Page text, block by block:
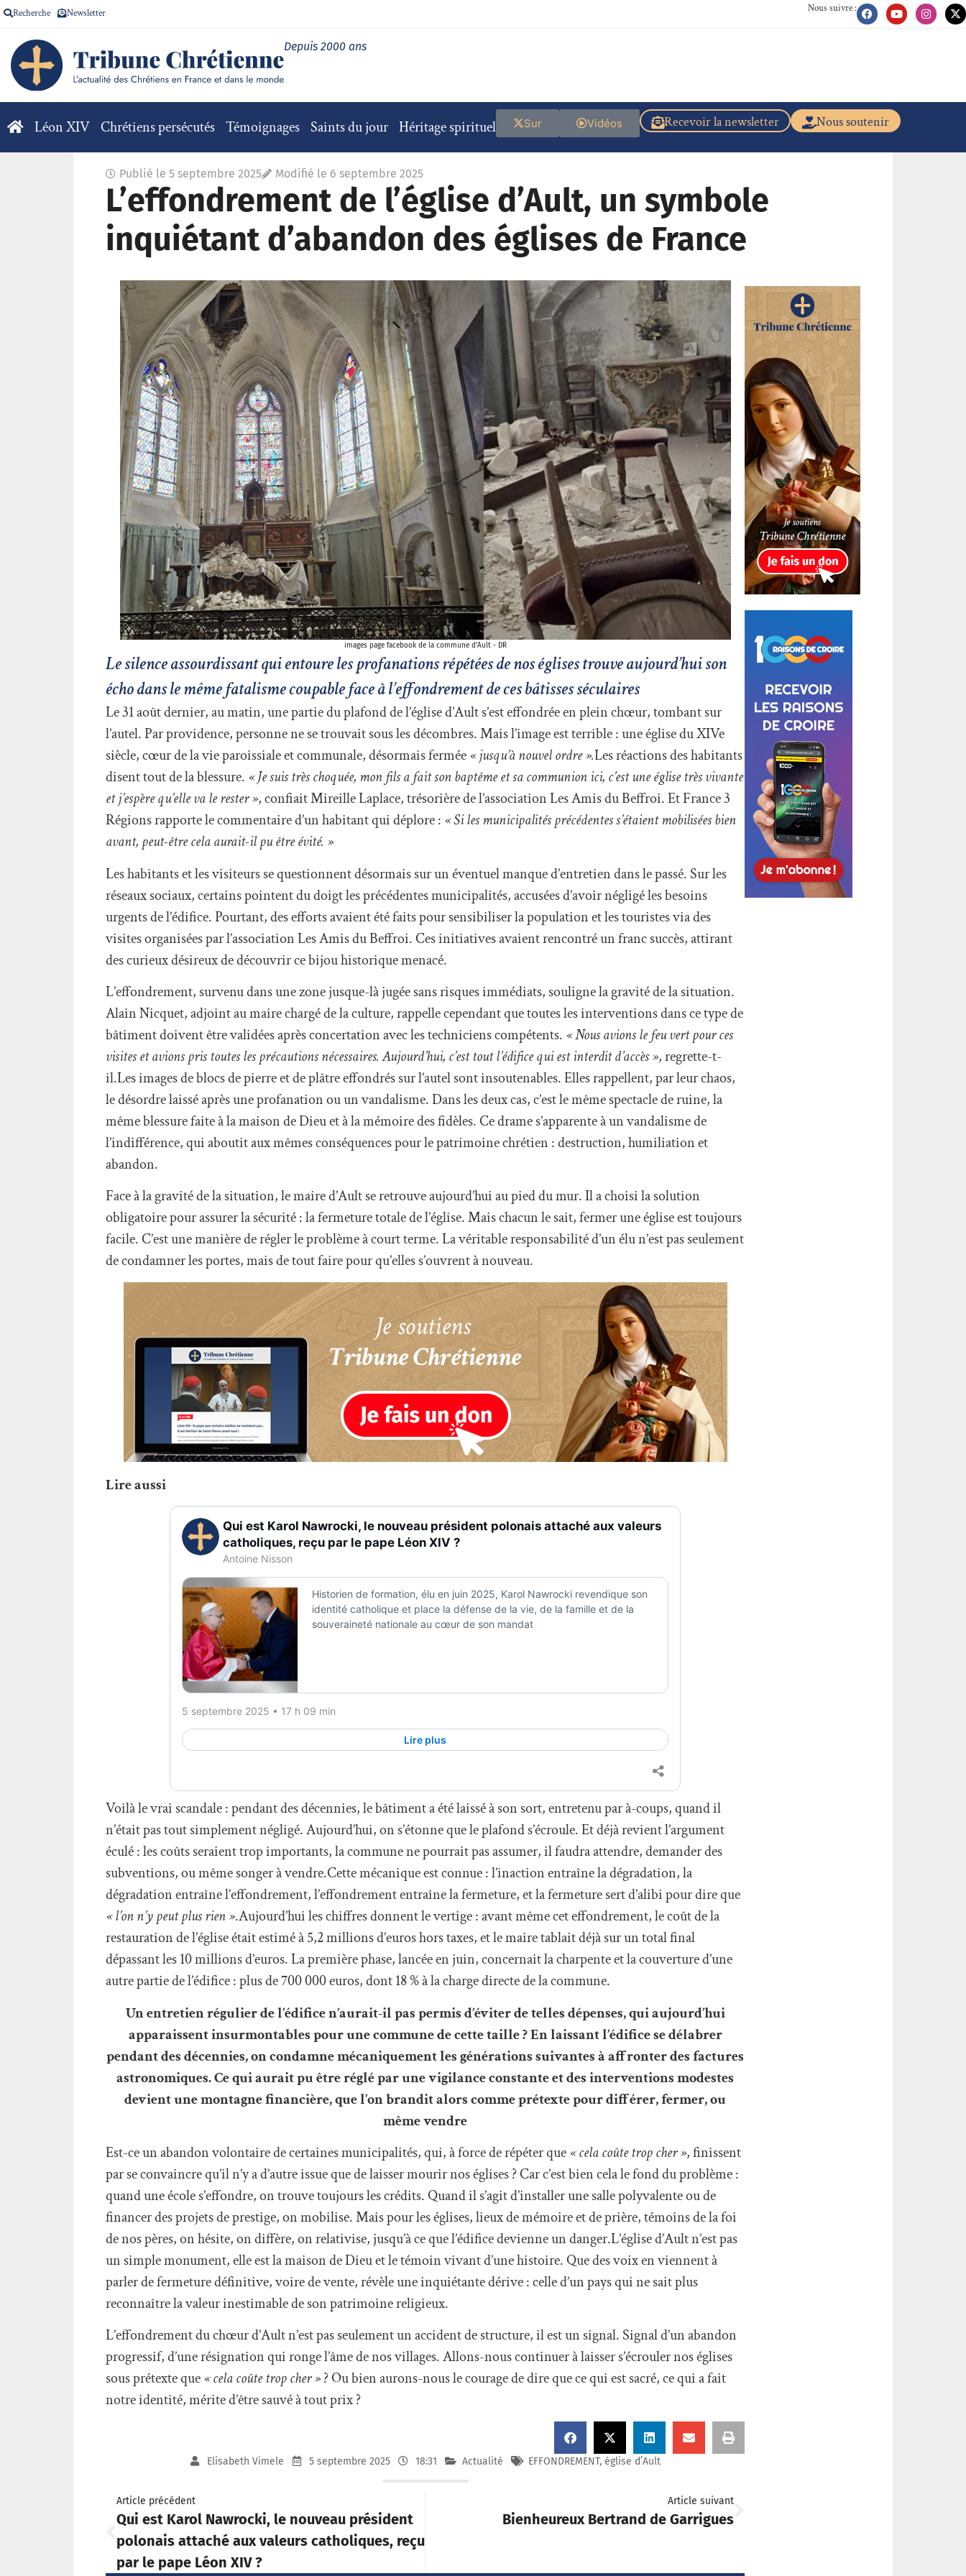
Recherche Newsletter Nous suivre :
Depuis 2000 ans
Léon XIV Chrétiens persécutés Témoignages Saints du jour Héritage spirituel Nous soutenir
Recevoir la newsletter
Vidéos
Sur
Publié le 5 septembre 2025 Modifié le 6 septembre 2025
L’effondrement de l’église d’Ault, un symbole
inquiétant d’abandon des églises de France
images page facebook de la commune d'Ault - DR
Le silence assourdissant qui entoure les profanations répétées de nos églises trouve aujourd’hui son
écho dans le même fatalisme coupable face à l’effondrement de ces bâtisses séculaires
Le 31 août dernier, au matin, une partie du plafond de l’église d’Ault s’est effondrée en plein chœur, tombant sur
l’autel. Par providence, personne ne se trouvait sous les décombres. Mais l’image est terrible : une église du XIVe
siècle, cœur de la vie paroissiale et communale, désormais fermée« jusqu’à nouvel ordre ».Les réactions des habitants
disent tout de la blessure. « Je suis très choquée, mon fils a fait son baptême et sa communion ici, c’est une église très vivante
et j’espère qu’elle va le rester », confiait Mireille Laplace, trésorière de l’association Les Amis du Beffroi. Et France 3
Régions rapporte le commentaire d’un habitant qui déplore : « Si les municipalités précédentes s’étaient mobilisées bien
avant, peut-être cela aurait-il pu être évité. »
Les habitants et les visiteurs se questionnent désormais sur un éventuel manque d’entretien dans le passé. Sur les
réseaux sociaux, certains pointent du doigt les précédentes municipalités, accusées d’avoir négligé les besoins
urgents de l’édifice. Pourtant, des efforts avaient été faits pour sensibiliser la population et les touristes via des
visites organisées par l’association Les Amis du Beffroi. Ces initiatives avaient rencontré un franc succès, attirant
des curieux désireux de découvrir ce bijou historique menacé.
L’effondrement, survenu dans une zone jusque-là jugée sans risques immédiats, souligne la gravité de la situation.
Alain Nicquet, adjoint au maire chargé de la culture, rappelle cependant que toutes les interventions dans ce type de
bâtiment doivent être validées après concertation avec les techniciens compétents. « Nous avions le feu vert pour ces
visites et avions pris toutes les précautions nécessaires. Aujourd’hui, c’est tout l’édifice qui est interdit d’accès », regrette-t-
il.Les images de blocs de pierre et de plâtre effondrés sur l’autel sont insoutenables. Elles rappellent, par leur chaos,
le désordre laissé après une profanation ou un vandalisme. Dans les deux cas, c’est le même spectacle de ruine, la
même blessure faite à la maison de Dieu et à la mémoire des fidèles. Ce drame s’apparente à un vandalisme de
l’indifférence, qui aboutit aux mêmes conséquences pour le patrimoine chrétien : destruction, humiliation et
abandon.
Face à la gravité de la situation, le maire d’Ault se retrouve aujourd’hui au pied du mur. Il a choisi la solution
obligatoire pour assurer la sécurité : la fermeture totale de l’église. Mais chacun le sait, fermer une église est toujours
facile. C’est une manière de régler le problème à court terme. La véritable responsabilité d’un élu n’est pas seulement
de condamner les portes, mais de tout faire pour qu’elles s’ouvrent à nouveau.
Lire aussi
Voilà le vrai scandale : pendant des décennies, le bâtiment a été laissé à son sort, entretenu par à-coups, quand il
n’était pas tout simplement négligé. Aujourd’hui, on s’étonne que le plafond s’écroule. Et déjà revient l’argument
éculé : les coûts seraient trop importants, la commune ne pourrait pas assumer, il faudra attendre, demander des
subventions, ou même songer à vendre.Cette mécanique est connue : l’inaction entraîne la dégradation, la
dégradation entraîne l’effondrement, l’effondrement entraîne la fermeture, et la fermeture sert d’alibi pour dire que
« l’on n’y peut plus rien ».Aujourd’hui les chiffres donnent le vertige : avant même cet effondrement, le coût de la
restauration de l’église était estimé à 5,2 millions d’euros hors taxes, et le maire tablait déjà sur un total final
dépassant les 10 millions d’euros. La première phase, lancée en juin, concernait la charpente et la couverture d’une
autre partie de l’édifice : plus de 700 000 euros, dont 18 % à la charge directe de la commune.
Un entretien régulier de l’édifice n’aurait-il pas permis d’éviter de telles dépenses, qui aujourd’hui
apparaissent insurmontables pour une commune de cette taille ? En laissant l’édifice se délabrer
pendant des décennies, on condamne mécaniquement les générations suivantes à affronter des factures
astronomiques. Ce qui aurait pu être réglé par une vigilance constante et des interventions modestes
devient une montagne financière, que l’on brandit alors comme prétexte pour différer, fermer, ou
même vendre
Est-ce un abandon volontaire de certaines municipalités, qui, à force de répéter que« cela coûte trop cher », finissent
par se convaincre qu’il n’y a d’autre issue que de laisser mourir nos églises ? Car c’est bien cela le fond du problème :
quand une école s’effondre, on trouve toujours les crédits. Quand il s’agit d’installer une salle polyvalente ou de
financer des projets de prestige, on mobilise. Mais pour les églises, lieux de mémoire et de prière, témoins de la foi
de nos pères, on hésite, on diffère, on relativise, jusqu’à ce que l’édifice devienne un danger.L’église d’Ault n’est pas
un simple monument, elle est la maison de Dieu et le témoin vivant d’une histoire. Que des voix en viennent à
parler de fermeture définitive, voire de vente, révèle une inquiétante dérive : celle d’un pays qui ne sait plus
reconnaître la valeur inestimable de son patrimoine religieux.
L’effondrement du chœur d’Ault n’est pas seulement un accident de structure, il est un signal. Signal d’un abandon
progressif, d’une résignation qui ronge l’âme de nos villages. Allons-nous continuer à laisser s’écrouler nos églises
sous prétexte que« cela coûte trop cher »? Ou bien aurons-nous le courage de dire que ce qui est sacré, ce qui a fait
notre identité, mérite d’être sauvé à tout prix ?
Elisabeth Vimele 5 septembre 2025 18:31 Actualité EFFONDREMENT,église d’Ault
Article précédent
Qui est Karol Nawrocki, le nouveau président
polonais attaché aux valeurs catholiques, reçu
par le pape Léon XIV ?
Article suivant
Bienheureux Bertrand de Garrigues